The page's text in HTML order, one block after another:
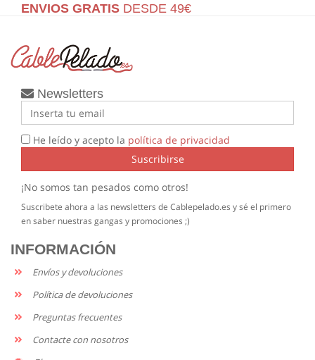
ENVIOS GRATIS DESDE 49€
Newsletters
He leído y acepto la política de privacidad
Suscribirse
¡No somos tan pesados como otros!
Suscribete ahora a las newsletters de Cablepelado.es y sé el primero
en saber nuestras gangas y promociones ;)
INFORMACIÓN
Envíos y devoluciones
Política de devoluciones
Preguntas frecuentes
Contacte con nosotros